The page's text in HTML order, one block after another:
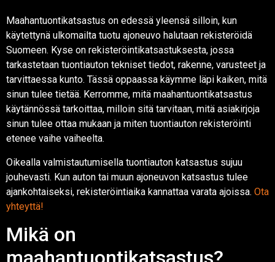
Maahantuontikatsastus on edessä yleensä silloin, kun
käytettynä ulkomailta tuotu ajoneuvo halutaan rekisteröidä
Suomeen. Kyse on rekisteröintikatsastuksesta, jossa
tarkastetaan tuontiauton tekniset tiedot, rakenne, varusteet ja
tarvittaessa kunto. Tässä oppaassa käymme läpi kaiken, mitä
sinun tulee tietää. Kerromme, mitä maahantuontikatsastus
käytännössä tarkoittaa, milloin sitä tarvitaan, mitä asiakirjoja
sinun tulee ottaa mukaan ja miten tuontiauton rekisteröinti
etenee vaihe vaiheelta.
Oikealla valmistautumisella tuontiauton katsastus sujuu
jouhevasti. Kun auton tai muun ajoneuvon katsastus tulee
ajankohtaiseksi, rekisteröintiaika kannattaa varata ajoissa. Ota
yhteyttä!
Mikä on